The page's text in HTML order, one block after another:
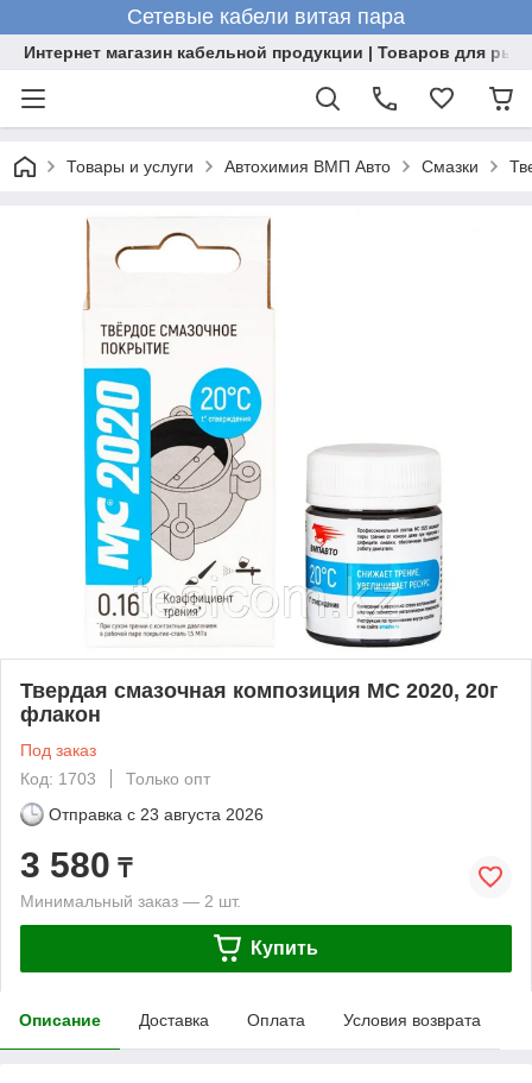
Сетевые кабели витая пара
Интернет магазин кабельной продукции | Товаров для
Товары и услуги Автохимия ВМП Авто Смазки
Твердая смазочная композиция МС 2020, 20г
флакон
Под заказ
Код: 1703
Только опт
Отправка с 23 августа 2026
3 580 ₸
Минимальный заказ — 2 шт.
Купить
Описание Доставка Оплата Условия возврата